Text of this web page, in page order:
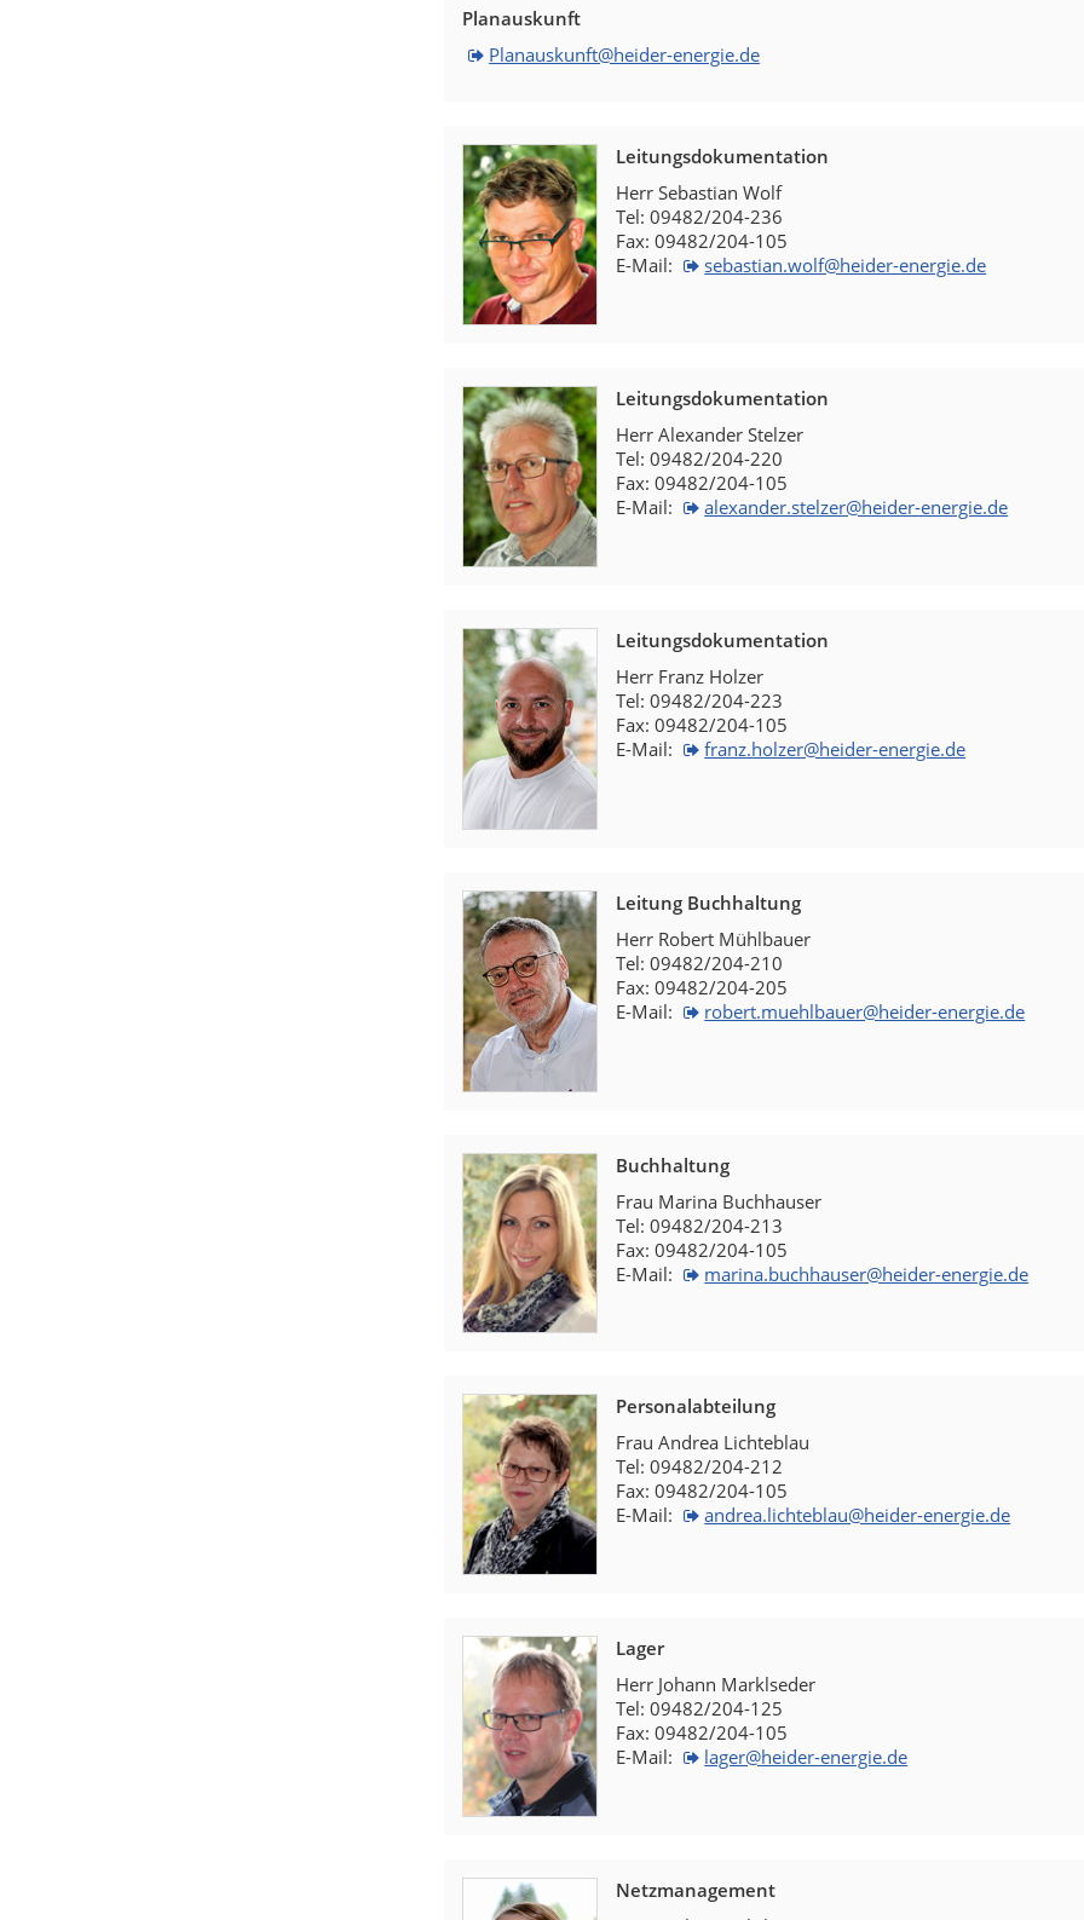
Planauskunft
Planauskunft@heider-energie.de
Leitungsdokumentation
Herr Sebastian Wolf
Tel: 09482/204-236
Fax: 09482/204-105
E-Mail:
sebastian.wolf@heider-energie.de
Leitungsdokumentation
Herr Alexander Stelzer
Tel: 09482/204-220
Fax: 09482/204-105
E-Mail:
alexander.stelzer@heider-energie.de
Leitungsdokumentation
Herr Franz Holzer
Tel: 09482/204-223
Fax: 09482/204-105
E-Mail:
franz.holzer@heider-energie.de
Leitung Buchhaltung
Herr Robert Mühlbauer
Tel: 09482/204-210
Fax: 09482/204-205
E-Mail:
robert.muehlbauer@heider-energie.de
Buchhaltung
Frau Marina Buchhauser
Tel: 09482/204-213
Fax: 09482/204-105
E-Mail:
marina.buchhauser@heider-energie.de
Personalabteilung
Frau Andrea Lichteblau
Tel: 09482/204-212
Fax: 09482/204-105
E-Mail:
andrea.lichteblau@heider-energie.de
Lager
Herr Johann Marklseder
Tel: 09482/204-125
Fax: 09482/204-105
E-Mail:
lager@heider-energie.de
Netzmanagement